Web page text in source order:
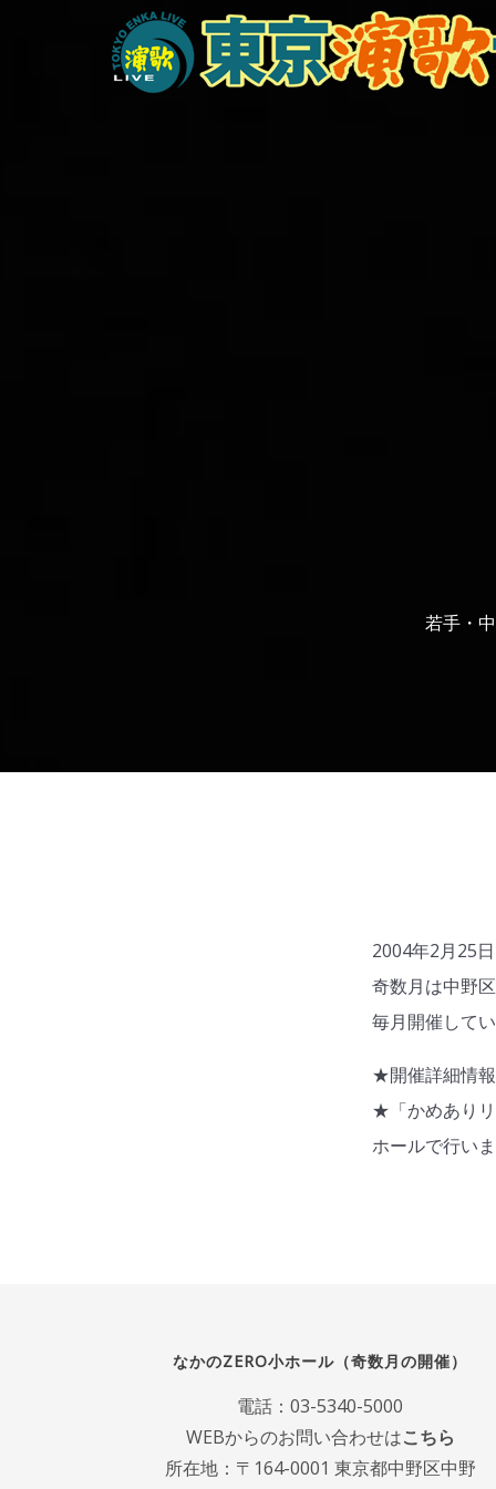
若手・
2004年2月25
奇数月は中野
毎月開催してい
★開催詳細情報
★「かめあり
ホールで行いま
なかのZERO小ホール（奇数月の開催）
電話：03-5340-5000
WEBからのお問い合わせはこちら
所在地：〒164-0001 東京都中野区中野